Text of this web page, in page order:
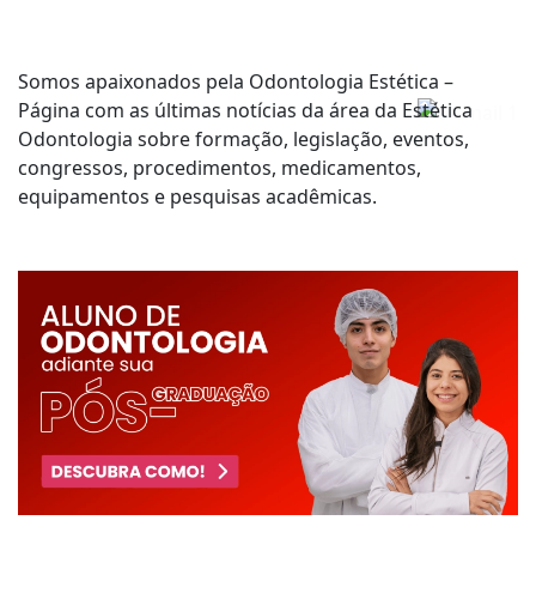
Somos apaixonados pela Odontologia Estética –
Página com as últimas notícias da área da Estética
Odontologia sobre formação, legislação, eventos,
congressos, procedimentos, medicamentos,
equipamentos e pesquisas acadêmicas.